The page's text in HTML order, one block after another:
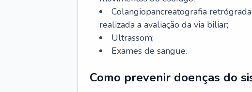
Colangiopancreatografia
realizada a avaliação da via biliar;
Ultrassom;
Exames de sangue.
Como prevenir doenças do